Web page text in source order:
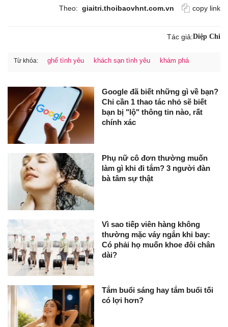
Theo: giaitri.thoibaovhnt.com.vn copy link
Tác giả:Diệp Chi
Từ khóa: ghế tình yêu khách sạn tình yêu khám phá
Google đã biết những gì về bạn?
Chỉ cần 1 thao tác nhỏ sẽ biết
bạn bị "lộ" thông tin nào, rất
chính xác
Phụ nữ cô đơn thường muốn
làm gì khi đi tắm? 3 người đàn
bà tâm sự thật
Vì sao tiếp viên hàng không
thường mặc váy ngắn khi bay:
Có phải họ muốn khoe đôi chân
dài?
Tắm buổi sáng hay tắm buổi tối
có lợi hơn?